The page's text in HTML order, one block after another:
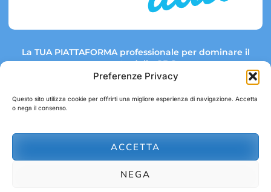
Preferenze Privacy
Questo sito utilizza cookie per offrirti una migliore esperienza di navigazione. Accetta
o nega il consenso.
ACCETTA
NEGA
La TUA PIATTAFORMA professionale per dominare il
mercato della GDO.
Link rapidi:
abbonamenti@gdodata.it